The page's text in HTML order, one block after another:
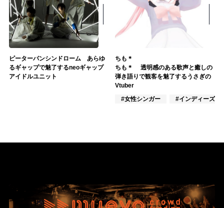
ピーターパンシンドローム あらゆ
るギャップで魅了するneoギャップ
アイドルユニット
ちも＊
ちも＊ 透明感のある歌声と癒しの
弾き語りで観客を魅了するうさぎの
Vtuber
#女性シンガー
#インディーズ